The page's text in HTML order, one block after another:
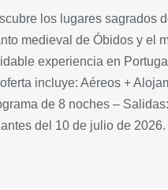
los lugares sagrados
medieval de Óbidos y el
experiencia en
incluye: Aéreos +
de 8 noches –
del 10 de julio de 2026.